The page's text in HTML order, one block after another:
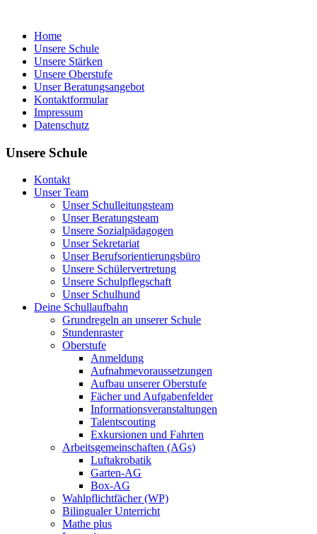
Home
Unsere Schule
Unsere Stärken
Unsere Oberstufe
Unser Beratungsangebot
Kontaktformular
Impressum
Datenschutz
Unsere Schule
Kontakt
Unser Team
Unser Schulleitungsteam
Unser Beratungsteam
Unsere Sozialpädagogen
Unser Sekretariat
Unser Berufsorientierungsbüro
Unsere Schülervertretung
Unsere Schulpflegschaft
Unser Schulhund
Deine Schullaufbahn
Grundregeln an unserer Schule
Stundenraster
Oberstufe
Anmeldung
Aufnahmevoraussetzungen
Aufbau unserer Oberstufe
Fächer und Aufgabenfelder
Informationsveranstaltungen
Talentscouting
Exkursionen und Fahrten
Arbeitsgemeinschaften (AGs)
Luftakrobatik
Garten-AG
Box-AG
Wahlpflichtfächer (WP)
Bilingualer Unterricht
Mathe plus